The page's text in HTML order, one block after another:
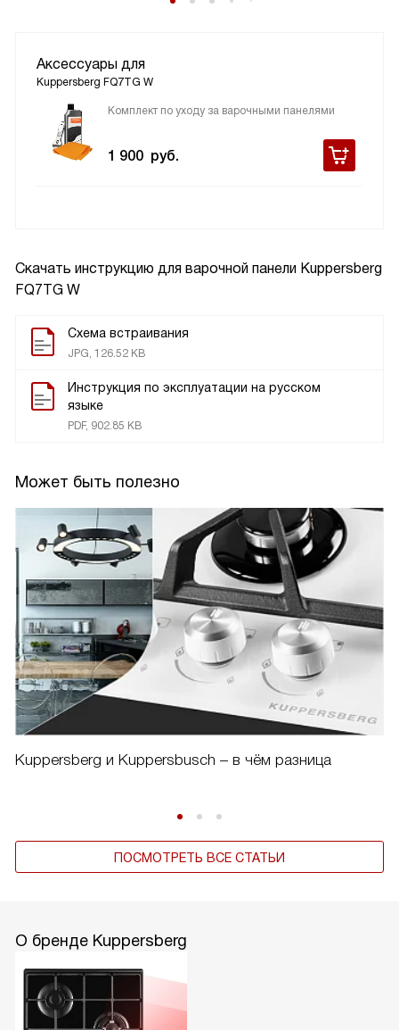
Скачать инструкцию для варочной панели Kuppersberg
FQ7TG W
Схема встраивания
JPG, 126.52 KB
Инструкция по эксплуатации на русском
языке
PDF, 902.85 KB
Может быть полезно
Kuppersberg и Kuppersbusch – в чём разница
ПОСМОТРЕТЬ ВСЕ СТАТЬИ
Аксессуары для
Kuppersberg FQ7TG W
Комплект по уходу за варочными панелями
1 900 руб.
О бренде Kuppersberg